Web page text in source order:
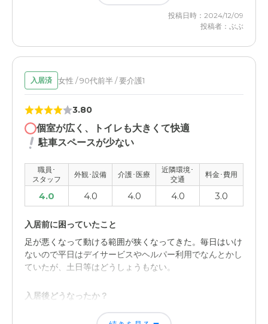
体の状態については制限があり中心静脈栄養などには対応
できす、結局そういう状況になった場合、退去するしかな
投稿日時：2024/12/09
投稿者：ぶぶ
入居済 女性 / 90代前半 / 要介護1
3.80
個室が広く、トイレも大きくて快適
駐車スペースが少ない
職員･
スタッフ
外観･設備 介護･医療
近隣環境･
交通
料金･費用
4.0 4.0 4.0 4.0 3.0
入居前に困っていたこと
足が悪くなって動ける範囲が狭くなってきた。毎日はいけ
ないので平日はデイサービスやヘルパー利用でなんとかし
ていたが、土日等はどうしょうもない。
入居後どうなったか？
施設の方に任せて、すべて身の回りのことをお世話しても